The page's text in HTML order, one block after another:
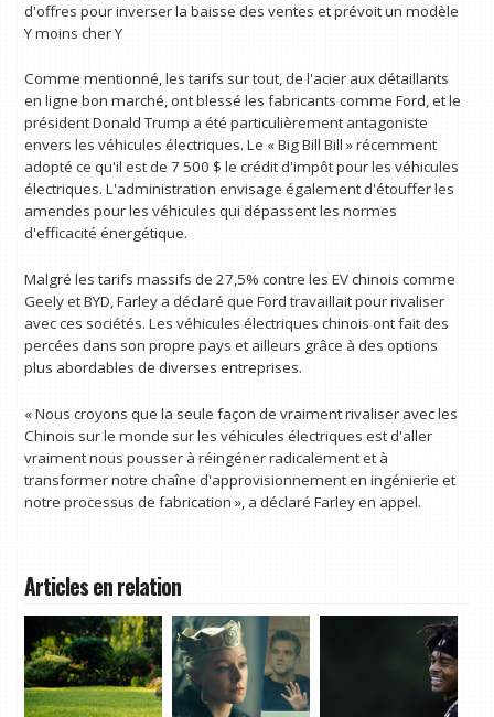
d'offres pour inverser la baisse des ventes et prévoit un modèle
Y moins cher Y
Comme mentionné, les tarifs sur tout, de l'acier aux détaillants
en ligne bon marché, ont blessé les fabricants comme Ford, et le
président Donald Trump a été particulièrement antagoniste
envers les véhicules électriques. Le « Big Bill Bill » récemment
adopté ce qu'il est de 7 500 $ le crédit d'impôt pour les véhicules
électriques. L'administration envisage également d'étouffer les
amendes pour les véhicules qui dépassent les normes
d'efficacité énergétique.
Malgré les tarifs massifs de 27,5% contre les EV chinois comme
Geely et BYD, Farley a déclaré que Ford travaillait pour rivaliser
avec ces sociétés. Les véhicules électriques chinois ont fait des
percées dans son propre pays et ailleurs grâce à des options
plus abordables de diverses entreprises.
« Nous croyons que la seule façon de vraiment rivaliser avec les
Chinois sur le monde sur les véhicules électriques est d'aller
vraiment nous pousser à réingéner radicalement et à
transformer notre chaîne d'approvisionnement en ingénierie et
notre processus de fabrication », a déclaré Farley en appel.
Articles en relation